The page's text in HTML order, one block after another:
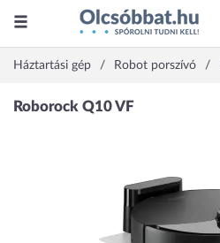
Háztartási gép Robot porszívó